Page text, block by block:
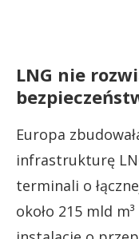
LNG nie
Europa
infrastrukturę
terminali o
około 215 mld